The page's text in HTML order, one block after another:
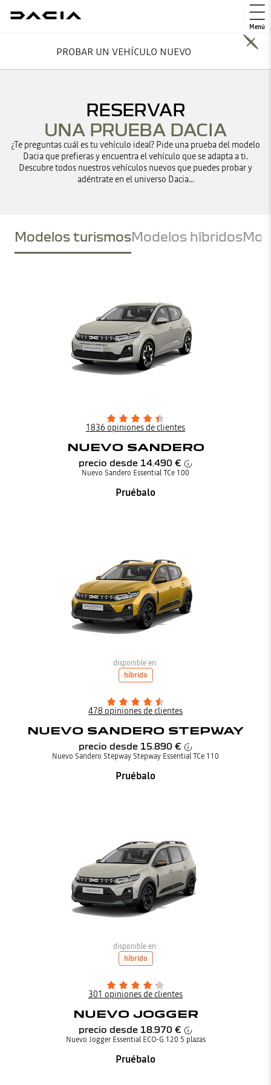
Menú
PROBAR UN VEHÍCULO NUEVO
RESERVAR
UNA PRUEBA DACIA
¿Te preguntas cuál es tu vehículo ideal? Pide una prueba del modelo
Dacia que prefieras y encuentra el vehículo que se adapta a ti.
Descubre todos nuestros vehículos nuevos que puedes probar y
adéntrate en el universo Dacia...
Modelos turismosModelos híbridos
1836 opiniones de clientes
NUEVO SANDERO
precio desde 14.490 €
Nuevo Sandero Essential TCe 100
Pruébalo
disponible en:
híbrido
478 opiniones de clientes
NUEVO SANDERO STEPWAY
precio desde 15.890 €
Nuevo Sandero Stepway Stepway Essential TCe 110
Pruébalo
disponible en:
híbrido
301 opiniones de clientes
NUEVO JOGGER
precio desde 18.970 €
Nuevo Jogger Essential ECO-G 120 5 plazas
Pruébalo